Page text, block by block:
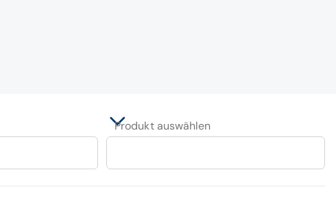
Produkt auswählen